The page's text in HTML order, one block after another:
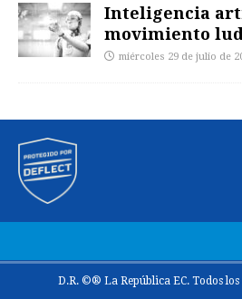
Inteligencia
movimiento
miércoles 29 de julio de
D.R. ©® La República EC. Todos